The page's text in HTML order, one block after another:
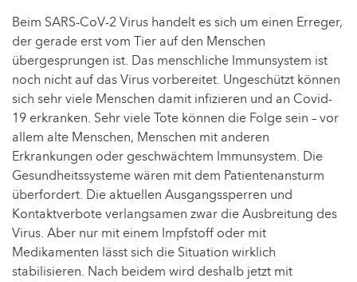
Beim SARS-CoV-2 Virus handelt es sich um einen Erreger,
der gerade erst vom Tier auf den Menschen
übergesprungen ist. Das menschliche Immunsystem ist
noch nicht auf das Virus vorbereitet. Ungeschützt können
sich sehr viele Menschen damit infizieren und an Covid-
19 erkranken. Sehr viele Tote können die Folge sein – vor
allem alte Menschen, Menschen mit anderen
Erkrankungen oder geschwächtem Immunsystem. Die
Gesundheitssysteme wären mit dem Patientenansturm
überfordert. Die aktuellen Ausgangssperren und
Kontaktverbote verlangsamen zwar die Ausbreitung des
Virus. Aber nur mit einem Impfstoff oder mit
Medikamenten lässt sich die Situation wirklich
stabilisieren. Nach beidem wird deshalb jetzt mit